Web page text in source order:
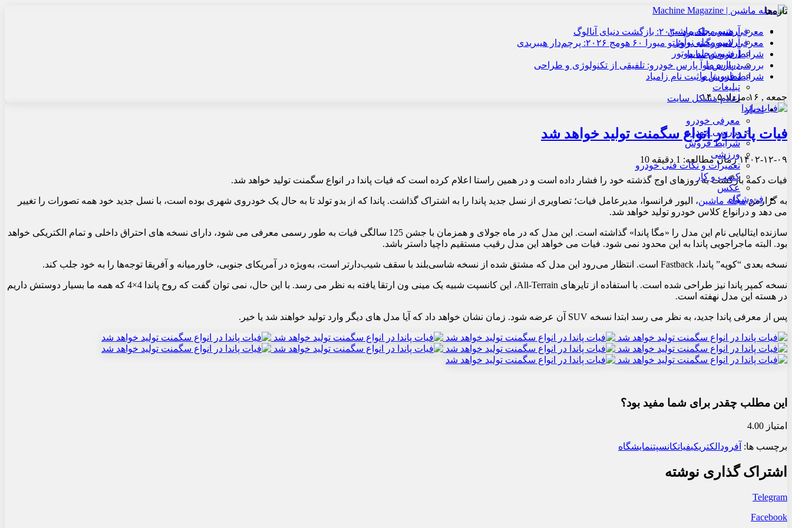
آرشیو مجله ماشین
آرشیو مجله نوآور
آرشیو مجله موتور
درباره ما
تماس با ما
تبلیغات
اعلام مشکل سایت
اخبار
معرفی خودرو
بررسی خودرو
شرایط فروش
ورزشی
تعمیرات و نکات فنی خودرو
کسب و کار
عکس
فروشگاه
تازه‌ها
معرفی هنسی بلک‌برد ۲۰۳۰: بازگشت دنیای آنالوگ
معرفی لامبورگینی روئلتو میورا ۶۰ هومج ۲۰۲۶: پرچم‌دار هیبریدی
شرایط فروش سایپا
بررسی پارس نوآ پارس خودرو: تلفیقی از تکنولوژی و طراحی
شرایط فروش و ثبت نام زامیاد
جمعه , ۱۶ مرداد ۱۴۰۵
فیات پاندا در انواع سگمنت تولید خواهد شد
۱۴۰۲-۱۲-۰۹زمان مطالعه: 1 دقیقه
فیات دکمه بازگشت به روزهای اوج گذشته خود را فشار داده است و در همین راستا اعلام کرده است که فیات پاندا در انواع سگمنت تولید خواهد شد.
به گزارشمجله ماشین، الیور فرانسوا، مدیرعامل فیات؛ تصاویری از نسل جدید پاندا را به اشتراک گذاشت. پاندا که از بدو تولد تا به حال یک خودروی شهری بوده است، با نسل جدید خود همه تصورات را تغییر
می دهد و درانواع کلاس خودرو تولید خواهد شد.
سازنده ایتالیایی نام این مدل را «مگا پاندا» گذاشته است. این مدل که در ماه جولای و همزمان با جشن 125 سالگی فیات به طور رسمی معرفی می شود، دارای نسخه های احتراق داخلی و تمام الکتریکی خواهد
بود. البته ماجراجویی پاندا به این محدود نمی شود. فیات می خواهد این مدل رقیب مستقیم داچیا داستر باشد.
نسخه بعدی “کوپه” پاندا، Fastback است. انتظار می‌رود این مدل که مشتق شده از نسخه شاسی‌بلند با سقف شیب‌دارتر است، به‌ویژه در آمریکای جنوبی، خاورمیانه و آفریقا توجه‌ها را به خود جلب کند.
نسخه کمپر پاندا نیز طراحی شده است. با استفاده از تایرهای All-Terrain، این کانسپت شبیه یک مینی ون ارتقا یافته به نظر می رسد. با این حال، نمی توان گفت که روح پاندا 4×4 که همه ما بسیار دوستش داریم
در هسته این مدل نهفته است.
پس از معرفی پاندا جدید، به نظر می رسد ابتدا نسخه SUV آن عرضه شود. زمان نشان خواهد داد که آیا مدل های دیگر وارد تولید خواهند شد یا خیر.
این مطلب چقدر برای شما مفید بود؟
امتیاز 4.00
برچسب ها: آفرود الکتریکیفیاتکانسپتنمایشگاه
اشتراک گذاری نوشته
Telegram
Facebook